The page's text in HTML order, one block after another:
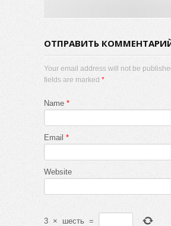
ОТПРАВИТЬ
Your email address will not be
fields are marked *
Name *
Email *
Website
3 × шесть =